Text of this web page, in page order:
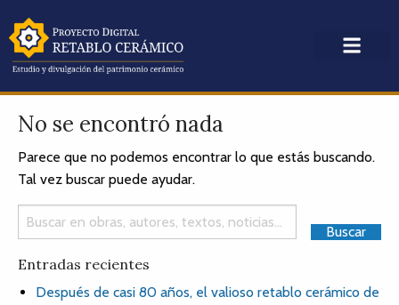
No se encontró nada
Parece que no podemos encontrar lo que estás buscando.
Tal vez buscar puede ayudar.
Entradas recientes
Después de casi 80 años, el valioso retablo cerámico de